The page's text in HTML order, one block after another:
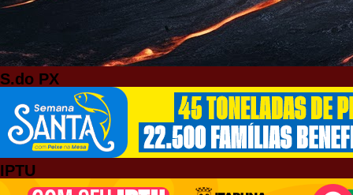
S.do PX
IPTU